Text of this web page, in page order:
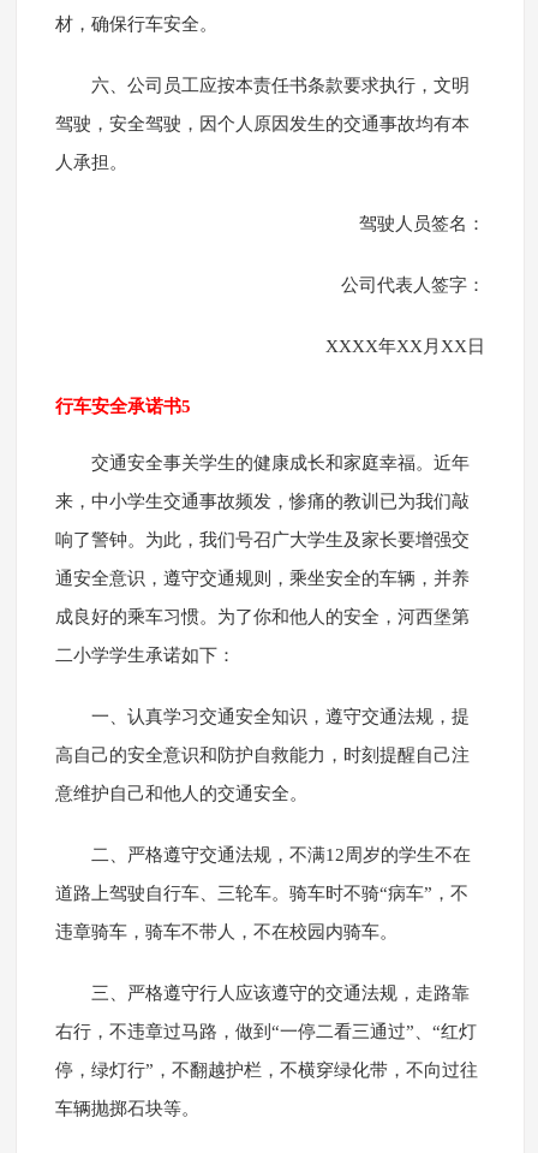
材，确保行车安全。
六、公司员工应按本责任书条款要求执行，文明
驾驶，安全驾驶，因个人原因发生的交通事故均有本
人承担。
驾驶人员签名：
公司代表人签字：
XXXX年XX月XX日
行车安全承诺书5
交通安全事关学生的健康成长和家庭幸福。近年
来，中小学生交通事故频发，惨痛的教训已为我们敲
响了警钟。为此，我们号召广大学生及家长要增强交
通安全意识，遵守交通规则，乘坐安全的车辆，并养
成良好的乘车习惯。为了你和他人的安全，河西堡第
二小学学生承诺如下：
一、认真学习交通安全知识，遵守交通法规，提
高自己的安全意识和防护自救能力，时刻提醒自己注
意维护自己和他人的交通安全。
二、严格遵守交通法规，不满12周岁的学生不在
道路上驾驶自行车、三轮车。骑车时不骑“病车”，不
违章骑车，骑车不带人，不在校园内骑车。
三、严格遵守行人应该遵守的交通法规，走路靠
右行，不违章过马路，做到“一停二看三通过”、“红灯
停，绿灯行”，不翻越护栏，不横穿绿化带，不向过往
车辆抛掷石块等。